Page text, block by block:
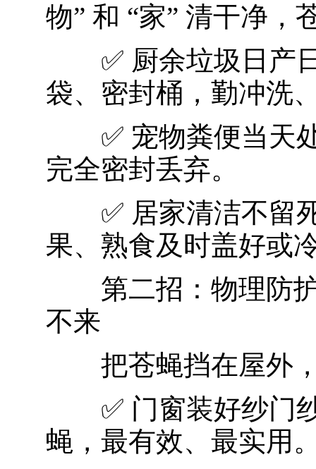
物” 和 “家” 清干净，
✅ 厨余垃圾日产日
袋、密封桶，勤冲洗
✅ 宠物粪便当天处
完全密封丢弃。
✅ 居家清洁不留死
果、熟食及时盖好或
第二招：物理防
不来
把苍蝇挡在屋外，
✅ 门窗装好纱门纱
蝇，最有效、最实用